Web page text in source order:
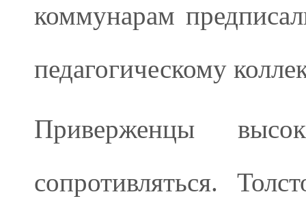
коммунарам
педагогическому
Приверженцы
сопротивляться.